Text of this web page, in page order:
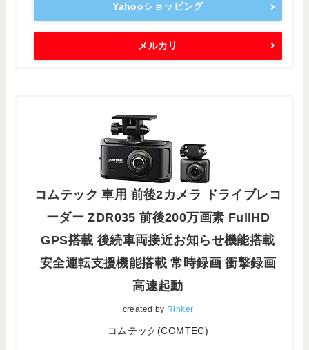
Yahooショッピング
メルカリ
コムテック 車用 前後2カメラ ドライブレコ
ーダー ZDR035 前後200万画素 FullHD
GPS搭載 後続車両接近お知らせ機能搭載
安全運転支援機能搭載 常時録画 衝撃録画
高速起動
created by Rinker
コムテック(COMTEC)